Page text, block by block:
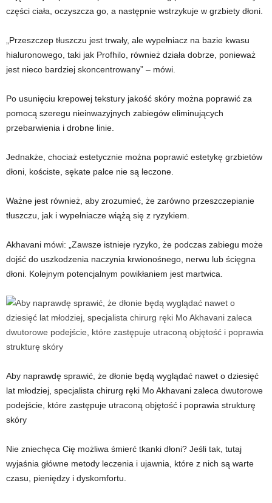
części ciała, oczyszcza go, a następnie wstrzykuje w grzbiety dłoni.
„Przeszczep tłuszczu jest trwały, ale wypełniacz na bazie kwasu
hialuronowego, taki jak Profhilo, również działa dobrze, ponieważ
jest nieco bardziej skoncentrowany” – mówi.
Po usunięciu krepowej tekstury jakość skóry można poprawić za
pomocą szeregu nieinwazyjnych zabiegów eliminujących
przebarwienia i drobne linie.
Jednakże, chociaż estetycznie można poprawić estetykę grzbietów
dłoni, kościste, sękate palce nie są leczone.
Ważne jest również, aby zrozumieć, że zarówno przeszczepianie
tłuszczu, jak i wypełniacze wiążą się z ryzykiem.
Akhavani mówi: „Zawsze istnieje ryzyko, że podczas zabiegu może
dojść do uszkodzenia naczynia krwionośnego, nerwu lub ścięgna
dłoni. Kolejnym potencjalnym powikłaniem jest martwica.
Aby naprawdę sprawić, że dłonie będą wyglądać nawet o dziesięć
lat młodziej, specjalista chirurg ręki Mo Akhavani zaleca dwutorowe
podejście, które zastępuje utraconą objętość i poprawia strukturę
skóry
Nie zniechęca Cię możliwa śmierć tkanki dłoni? Jeśli tak, tutaj
wyjaśnia główne metody leczenia i ujawnia, które z nich są warte
czasu, pieniędzy i dyskomfortu.